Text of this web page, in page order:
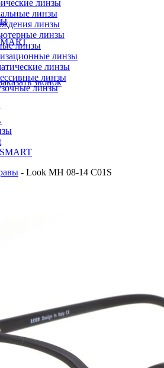
линзы
линзы
линзы
линзы
линзы
линзы
линзы
линзы
линзы
звонок
- Look MH 08-14 C01S